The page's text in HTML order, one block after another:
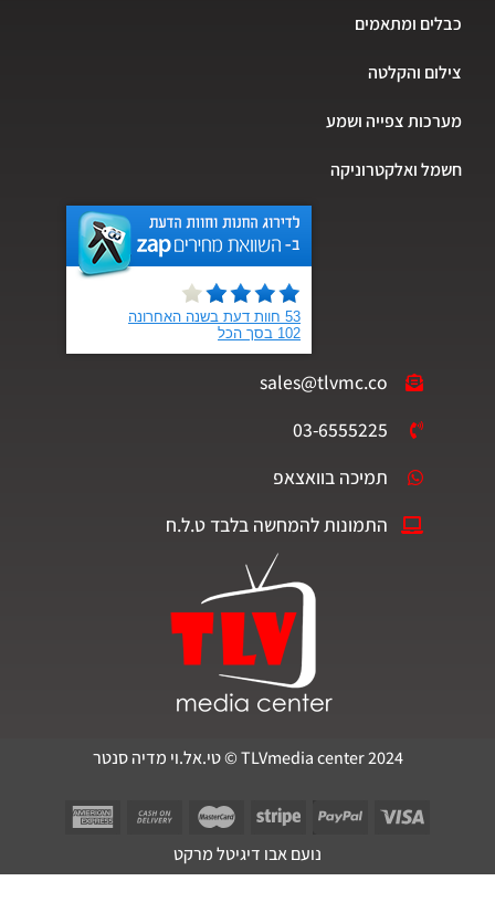
ומתאמים
והקלטה
צפייה ושמע
ואלקטרוניקה
sales@tlvmc.co
03-6555225
תמיכה בוואצאפ
התמונות להמחשה בלבד ט.ל.ח
נועם אבו דיגיטל מרקט
TLVmedia center 2024 © טי.אל.וי מדיה סנטר